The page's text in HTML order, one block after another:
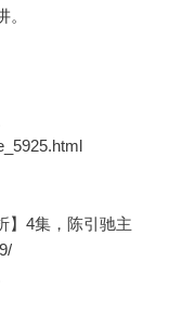
】4集，陈引驰主